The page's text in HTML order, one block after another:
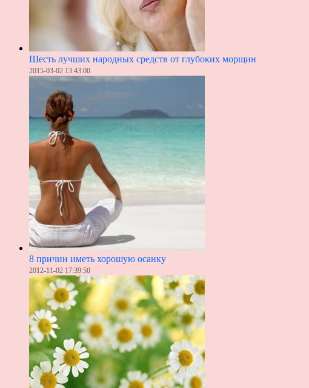
Шесть лучших народных средств от глубоких морщин
2015-03-02 13:43:00
8 причин иметь хорошую осанку
2012-11-02 17:39:50